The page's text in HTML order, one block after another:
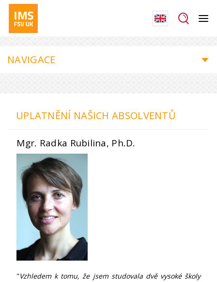
NAVIGACE
UPLATNĚNÍ NAŠICH ABSOLVENTŮ
Mgr. Radka Rubilina, Ph.D.
"Vzhledem k tomu, že jsem studovala dvě vysoké školy